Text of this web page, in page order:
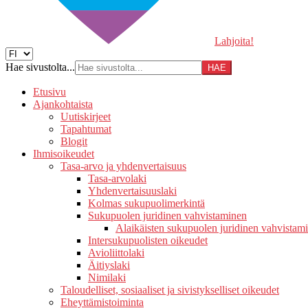
Lahjoita!
Hae sivustolta...
Etusivu
Ajankohtaista
Uutiskirjeet
Tapahtumat
Blogit
Ihmisoikeudet
Tasa-arvo ja yhdenvertaisuus
Tasa-arvolaki
Yhdenvertaisuuslaki
Kolmas sukupuolimerkintä
Sukupuolen juridinen vahvistaminen
Alaikäisten sukupuolen juridinen
Intersukupuolisten oikeudet
Avioliittolaki
Äitiyslaki
Nimilaki
Taloudelliset, sosiaaliset ja sivistykselliset oikeudet
Eheyttämistoiminta